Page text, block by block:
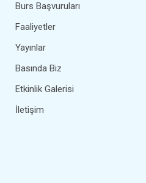
Burs Başvuruları
Faaliyetler
Yayınlar
Basında Biz
Etkinlik Galerisi
İletişim